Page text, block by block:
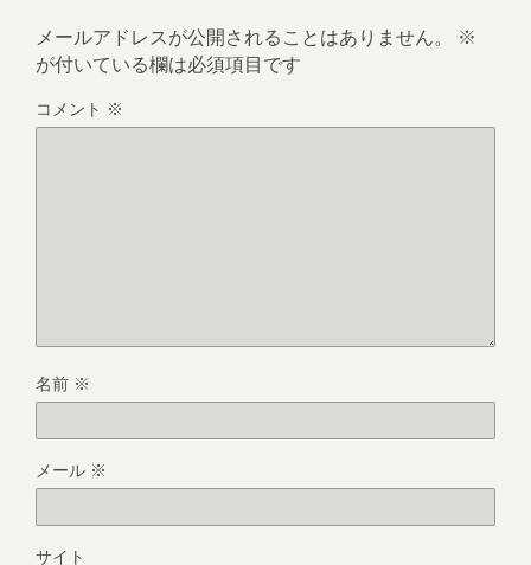
メールアドレスが公開されることはありません。
※
が付いている欄は必須項目です
コメント ※
名前 ※
メール ※
サイト